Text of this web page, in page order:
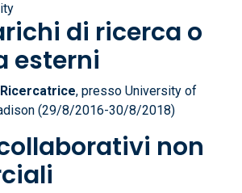
di ricerca o
esterni
, presso University of
(29/8/2016-30/8/2018)
non